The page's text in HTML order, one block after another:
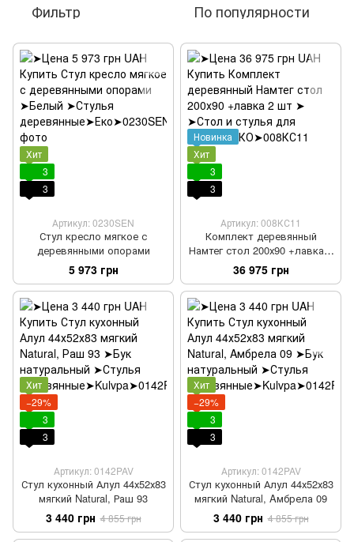
Фильтр По популярности
Хит
3
3
Артикул: 0230SEN
Стул кресло мягкое с
деревянными опорами
5 973 грн
Новинка
Хит
3
3
Артикул: 008КС11
Комплект деревянный
Намтег стол 200х90 +лавка 2
шт
36 975 грн
Хит
−29%
3
3
Артикул: 0142PAV
Стул кухонный Алул 44х52х83
мягкий Natural, Раш 93
3 440 грн 4 855 грн
Хит
−29%
3
3
Артикул: 0142PAV
Стул кухонный Алул 44х52х83
мягкий Natural, Aмбрела 09
3 440 грн 4 855 грн